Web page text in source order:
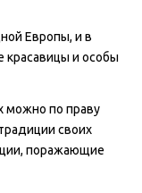
Европы, и в
красавицы и особы
можно по праву
своих
поражающие